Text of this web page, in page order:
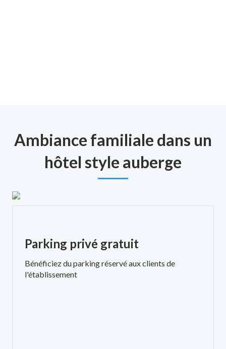
Ambiance familiale dans un
hôtel style auberge
Parking privé gratuit
Bénéficiez du parking réservé aux clients de
l'établissement